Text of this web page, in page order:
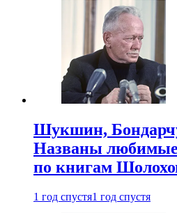
Шукшин,
Названы
по книгам
1 год спустя1 год спустя